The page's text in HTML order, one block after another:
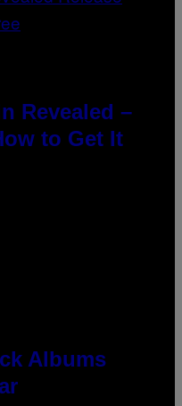
Revealed –
to Get It
Albums